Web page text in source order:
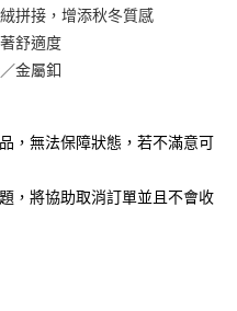
永豐商業銀行
星展（台灣）商業銀行
中國信託商業銀行
華泰商業銀行
遠東國際商業銀行
永豐商業銀行
星展（台灣）商業銀行
運費
拼接，增添秋冬質感
舒適度
金屬釦
，無法保障狀態，若不滿意可
，將協助取消訂單並且不會收